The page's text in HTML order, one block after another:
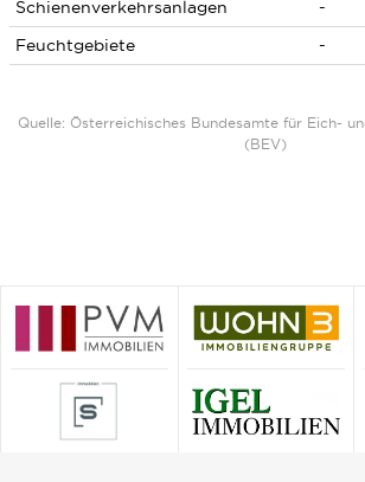
Schienenverkehrsanlagen
-
Feuchtgebiete
-
Quelle: Österreichisches Bundesamte für Eich-
(BEV)